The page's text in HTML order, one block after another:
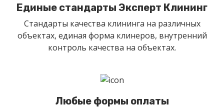
Единые стандарты Эксперт Клининг
Стандарты качества клининга на различных
объектах, единая форма клинеров, внутренний
контроль качества на объектах.
Любые формы оплаты